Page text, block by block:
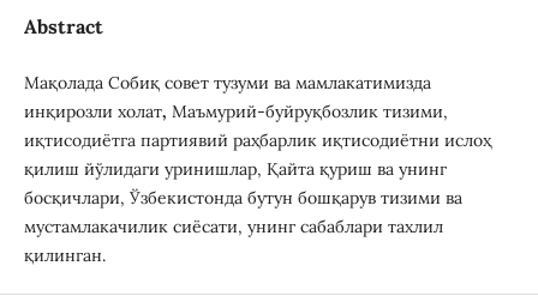
Abstract
Мақолада Собиқ совет тузуми ва мамлакатимизда
инқирозли холат, Маъмурий-буйруқбозлик тизими,
иқтисодиётга партиявий раҳбарлик иқтисодиётни ислоҳ
қилиш йўлидаги уринишлар, Қайта қуриш ва унинг
босқичлари, Ўзбекистонда бутун бошқарув тизими ва
мустамлакачилик сиёсати, унинг сабаблари тахлил
қилинган.